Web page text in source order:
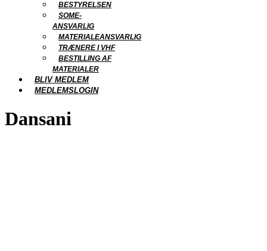
BESTYRELSEN
SOME-
ANSVARLIG
MATERIALEANSVARLIG
TRÆNERE I VHF
BESTILLING AF
MATERIALER
BLIV MEDLEM
MEDLEMSLOGIN
Dansani